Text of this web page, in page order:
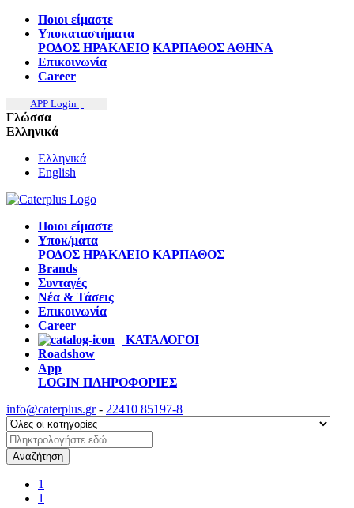
Ποιοι είμαστε
Υποκαταστήματα
ΡΟΔΟΣ ΗΡΑΚΛΕΙΟ ΚΑΡΠΑΘΟΣ ΑΘΗΝΑ
Επικοινωνία
Career
APP Login
Γλώσσα
Ελληνικά
Ελληνικά
English
Ποιοι είμαστε
Υποκ/ματα
ΡΟΔΟΣ ΗΡΑΚΛΕΙΟ ΚΑΡΠΑΘΟΣ
Brands
Συνταγές
Νέα & Τάσεις
Επικοινωνία
Career
ΚΑΤΑΛΟΓΟΙ
Roadshow
App
LOGIN ΠΛΗΡΟΦΟΡΙΕΣ
info@caterplus.gr- 22410 85197-8
Αναζήτηση
1
1